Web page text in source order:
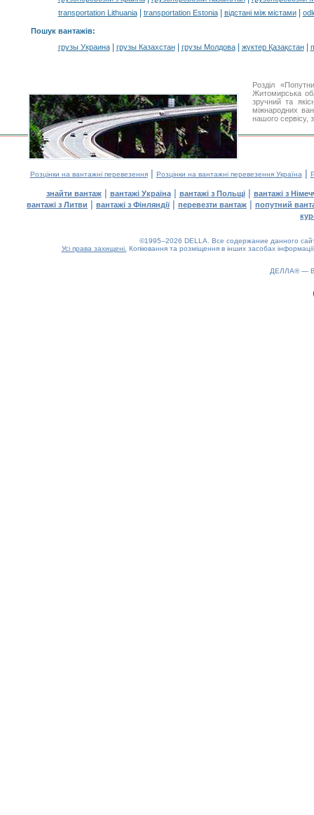
transportation Lithuania| transportation Estonia| відстані між містами|
Пошук вантажів:
грузы Украина| грузы Казахстан| грузы Молдова| жүктер Қазақстан|
Розділ
Житомирська
зручний та
міжнародних
нашого сервісу,
Розцінки на вантажні перевезення| Розцінки на вантажні перевезення Україна |
знайти вантаж| вантажі Україна| вантажі з Польщі| вантажі з
вантажі з Литви | вантажі з Фінляндії| перевезти вантаж | попутний
©1995–2026 DELLA. Все содержание данного
Усі права захищені. Копіювання та розміщення в інших засобах
ДЕЛЛА® —